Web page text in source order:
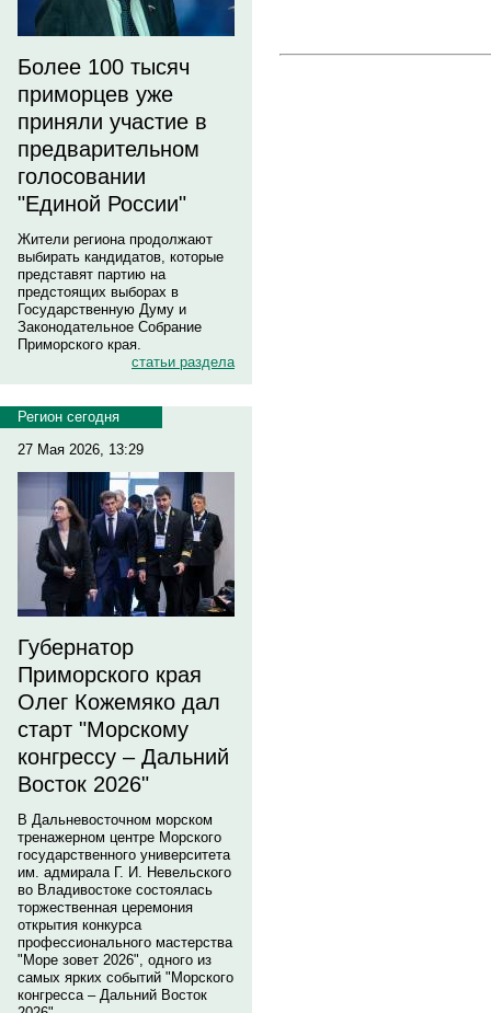
Более 100 тысяч
приморцев уже
приняли участие в
предварительном
голосовании
"Единой России"
Жители региона продолжают
выбирать кандидатов, которые
представят партию на
предстоящих выборах в
Государственную Думу и
Законодательное Собрание
Приморского края.
статьи раздела
Регион сегодня
27 Мая 2026, 13:29
Губернатор
Приморского края
Олег Кожемяко дал
старт "Морскому
конгрессу – Дальний
Восток 2026"
В Дальневосточном морском
тренажерном центре Морского
государственного университета
им. адмирала Г. И. Невельского
во Владивостоке состоялась
торжественная церемония
открытия конкурса
профессионального мастерства
"Море зовет 2026", одного из
самых ярких событий "Морского
конгресса – Дальний Восток